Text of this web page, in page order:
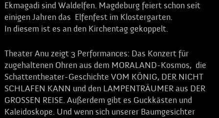
Ekmagadi sind Waldelfen. Magdeburg feiert schon seit
einigen Jahren das Elfenfest im Klostergarten.
In diesem ist es an den Kirchentag gekoppelt.
Theater Anu zeigt 3 Performances: Das Konzert für
zugehaltenen Ohren aus dem MORALAND-Kosmos, die
Schattentheater-Geschichte VOM KÖNIG, DER NICHT
SCHLAFEN KANN und den LAMPENTRÄUMER aus DER
GROSSEN REISE. Außerdem gibt es Guckkästen und
Kaleidoskope. Und wenn sich unserer Baumgesichter